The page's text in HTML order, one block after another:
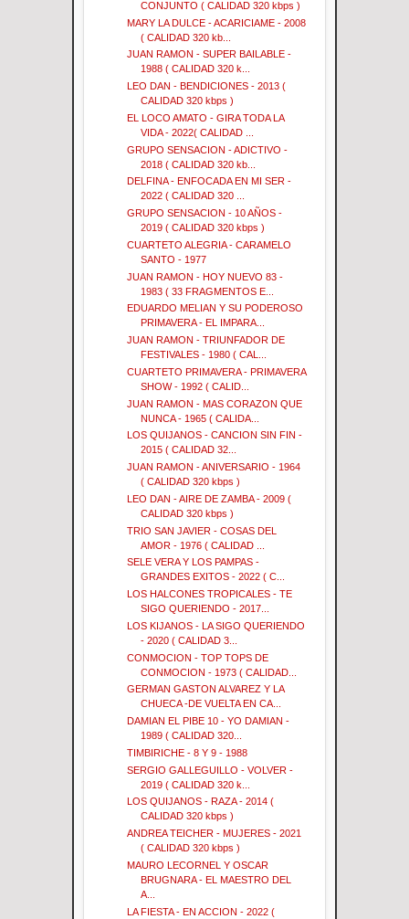
CONJUNTO ( CALIDAD 320 kbps )
MARY LA DULCE - ACARICIAME - 2008
( CALIDAD 320 kb...
JUAN RAMON - SUPER BAILABLE -
1988 ( CALIDAD 320 k...
LEO DAN - BENDICIONES - 2013 (
CALIDAD 320 kbps )
EL LOCO AMATO - GIRA TODA LA
VIDA - 2022( CALIDAD ...
GRUPO SENSACION - ADICTIVO -
2018 ( CALIDAD 320 kb...
DELFINA - ENFOCADA EN MI SER -
2022 ( CALIDAD 320 ...
GRUPO SENSACION - 10 AÑOS -
2019 ( CALIDAD 320 kbps )
CUARTETO ALEGRIA - CARAMELO
SANTO - 1977
JUAN RAMON - HOY NUEVO 83 -
1983 ( 33 FRAGMENTOS E...
EDUARDO MELIAN Y SU PODEROSO
PRIMAVERA - EL IMPARA...
JUAN RAMON - TRIUNFADOR DE
FESTIVALES - 1980 ( CAL...
CUARTETO PRIMAVERA - PRIMAVERA
SHOW - 1992 ( CALID...
JUAN RAMON - MAS CORAZON QUE
NUNCA - 1965 ( CALIDA...
LOS QUIJANOS - CANCION SIN FIN -
2015 ( CALIDAD 32...
JUAN RAMON - ANIVERSARIO - 1964
( CALIDAD 320 kbps )
LEO DAN - AIRE DE ZAMBA - 2009 (
CALIDAD 320 kbps )
TRIO SAN JAVIER - COSAS DEL
AMOR - 1976 ( CALIDAD ...
SELE VERA Y LOS PAMPAS -
GRANDES EXITOS - 2022 ( C...
LOS HALCONES TROPICALES - TE
SIGO QUERIENDO - 2017...
LOS KIJANOS - LA SIGO QUERIENDO
- 2020 ( CALIDAD 3...
CONMOCION - TOP TOPS DE
CONMOCION - 1973 ( CALIDAD...
GERMAN GASTON ALVAREZ Y LA
CHUECA -DE VUELTA EN CA...
DAMIAN EL PIBE 10 - YO DAMIAN -
1989 ( CALIDAD 320...
TIMBIRICHE - 8 Y 9 - 1988
SERGIO GALLEGUILLO - VOLVER -
2019 ( CALIDAD 320 k...
LOS QUIJANOS - RAZA - 2014 (
CALIDAD 320 kbps )
ANDREA TEICHER - MUJERES - 2021
( CALIDAD 320 kbps )
MAURO LECORNEL Y OSCAR
BRUGNARA - EL MAESTRO DEL
A...
LA FIESTA - EN ACCION - 2022 (